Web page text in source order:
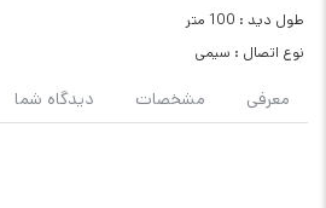
طول دید : 100 متر
نوع اتصال : سیمی
معرفی مشخصات دیدگاه شما